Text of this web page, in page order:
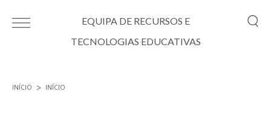
EQUIPA DE RECURSOS E
TECNOLOGIAS EDUCATIVAS
INÍCIO INÍCIO